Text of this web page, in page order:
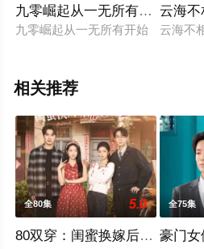
九零崛起从一无所有开始
九零崛起从一无所有开始
云海不
云海不
相关推荐
全80集 5.0
80双穿：闺蜜换嫁后赢麻了
全75集
豪门女